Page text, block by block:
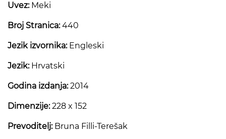
Uvez:Meki
Broj Stranica:440
Jezik izvornika:Engleski
Jezik:Hrvatski
Godina izdanja:2014
Dimenzije:228 x 152
Prevoditelj:Bruna Filli-Terešak